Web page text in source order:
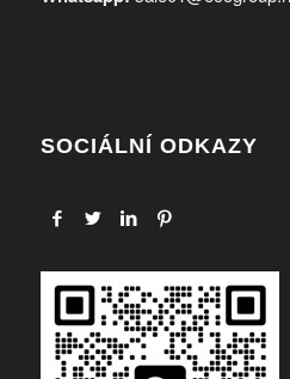
SOCIÁLNÍ ODKAZY